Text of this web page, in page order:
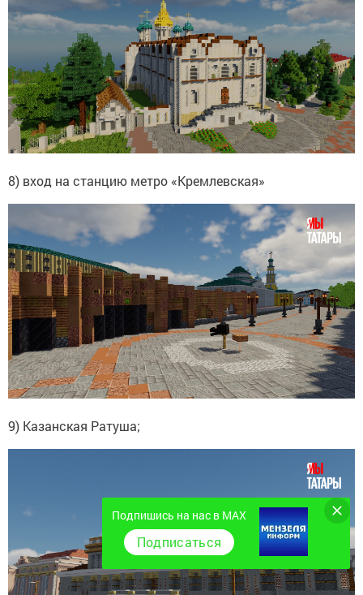
8) вход на станцию метро «Кремлевская»
9) Казанская Ратуша;
Подпишись на нас в MAX
Подписаться